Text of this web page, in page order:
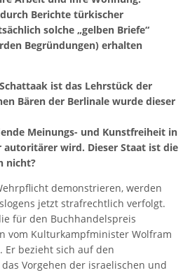
Berichte türkischer
solche „gelben Briefe“
Begründungen) erhalten
ist das Lehrstück der
Bären der Berlinale wurde dieser
Meinungs- und Kunstfreiheit in
wird. Dieser Staat ist die
nicht?
demonstrieren, werden
jetzt strafrechtlich verfolgt.
für den Buchhandelspreis
vom Kulturkampfminister Wolfram
Er bezieht sich auf den
Vorgehen der israelischen und